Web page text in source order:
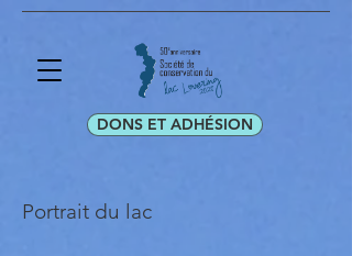
DONS ET ADHÉSION
Portrait du lac